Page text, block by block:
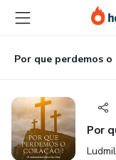
para
conteúdo
principal
para
pagamento
para
rodapé
Por